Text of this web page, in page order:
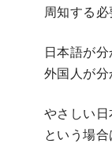
周知する必
日本語が
外国人が分
やさしい
という場合